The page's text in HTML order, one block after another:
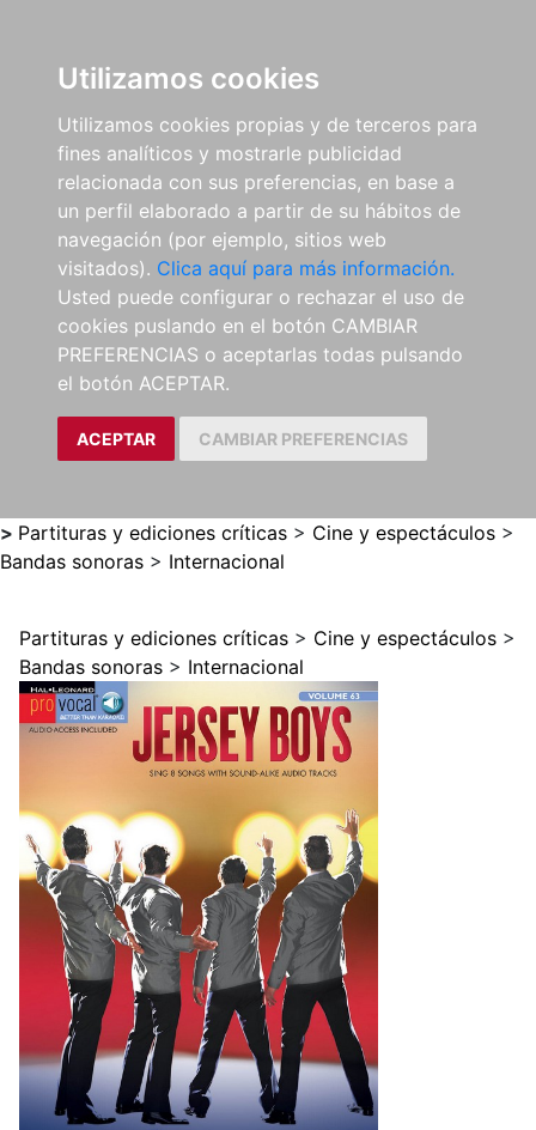
Utilizamos cookies
Utilizamos cookies propias y de terceros para
fines analíticos y mostrarle publicidad
relacionada con sus preferencias, en base a
un perfil elaborado a partir de su hábitos de
navegación (por ejemplo, sitios web
visitados). Clica aquí para más información.
Usted puede configurar o rechazar el uso de
cookies puslando en el botón CAMBIAR
PREFERENCIAS o aceptarlas todas pulsando
el botón ACEPTAR.
ACEPTAR CAMBIAR PREFERENCIAS
> Partituras y ediciones críticas > Cine y espectáculos >
Bandas sonoras > Internacional
Partituras y ediciones críticas > Cine y espectáculos >
Bandas sonoras > Internacional